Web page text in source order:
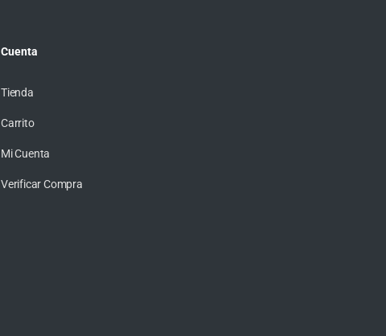
Cuenta
Tienda
Carrito
Mi Cuenta
Verificar Compra